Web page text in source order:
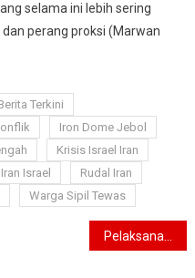
selama ini lebih sering
perang proksi (Marwan
Terkini
Iron Dome Jebol
Krisis Israel Iran
Israel
Rudal Iran
Warga Sipil Tewas